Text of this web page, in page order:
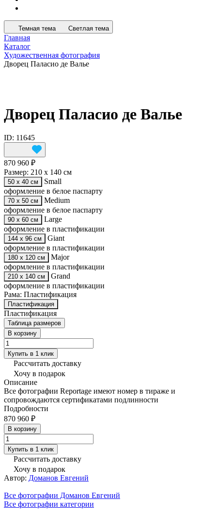
Темная тема Светлая тема
Главная
Каталог
Художественная фотография
Дворец Паласио де Валье
Дворец Паласио де Валье
ID: 11645
870 960 ₽
Размер: 210 х 140 см
50 х 40 см
Small
оформление в белое паспарту
70 х 50 см
Medium
оформление в белое паспарту
90 х 60 см
Large
оформление в пластификации
144 х 96 см
Giant
оформление в пластификации
180 х 120 см
Major
оформление в пластификации
210 х 140 см
Grand
оформление в пластификации
Рама: Пластификация
Пластификация
Пластификация
Таблица размеров
В корзину
Купить в 1 клик
Рассчитать доставку
Хочу в подарок
Описание
Все фотографии Reportage имеют номер в тираже и
сопровождаются сертификатами подлинности
Подробности
870 960 ₽
В корзину
Купить в 1 клик
Рассчитать доставку
Хочу в подарок
Автор: Доманов Евгений
Все фотографии Доманов Евгений
Все фотографии категории